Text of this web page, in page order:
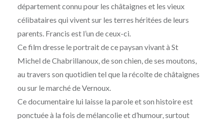
département connu pour les châtaignes et les vieux
célibataires qui vivent sur les terres héritées de leurs
parents. Francis est l’un de ceux-ci.
Ce film dresse le portrait de ce paysan vivant à St
Michel de Chabrillanoux, de son chien, de ses moutons,
au travers son quotidien tel que la récolte de châtaignes
ou sur le marché de Vernoux.
Ce documentaire lui laisse la parole et son histoire est
ponctuée à la fois de mélancolie et d’humour, surtout